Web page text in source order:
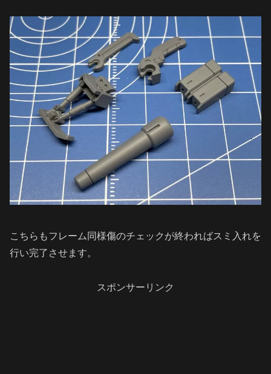
こちらもフレーム同様傷のチェックが終わればスミ入れを
行い完了させます。
スポンサーリンク